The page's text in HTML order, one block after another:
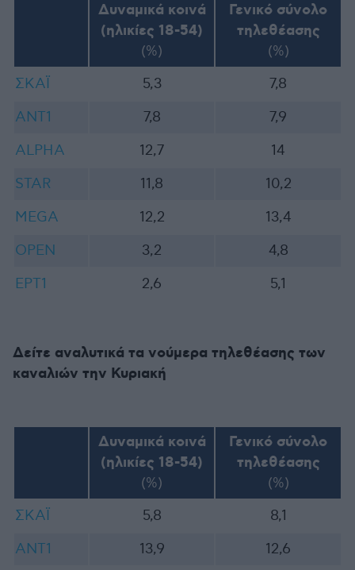
Δυναμικά κοινά
(ηλικίες 18-54)
(%)
Γενικό σύνολο
τηλεθέασης
(%)
ΣΚΑΪ
5,3
7,8
ANT1
7,8
7,9
ALPHA
12,7
14
STAR
11,8
10,2
MEGA
12,2
13,4
OPEN
3,2
4,8
ΕΡΤ1
2,6 5,1
Δείτε αναλυτικά τα νούμερα τηλεθέασης των
καναλιών την Κυριακή
Δυναμικά κοινά
(ηλικίες 18-54)
(%)
Γενικό σύνολο
τηλεθέασης
(%)
ΣΚΑΪ
5,8
8,1
ANT1
13,9
12,6